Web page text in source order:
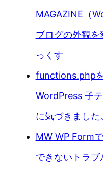
MAGAZINE（
ブログの外観
っくす
functions.php
WordPress 子
に気づきまし
MW WP Form
できないトラ